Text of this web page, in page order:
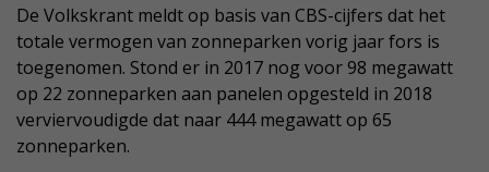
De Volkskrant meldt op basis van CBS-cijfers dat het
totale vermogen van zonneparken vorig jaar fors is
toegenomen. Stond er in 2017 nog voor 98 megawatt
op 22 zonneparken aan panelen opgesteld in 2018
verviervoudigde dat naar 444 megawatt op 65
zonneparken.